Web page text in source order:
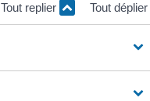
Tout replier Tout déplier